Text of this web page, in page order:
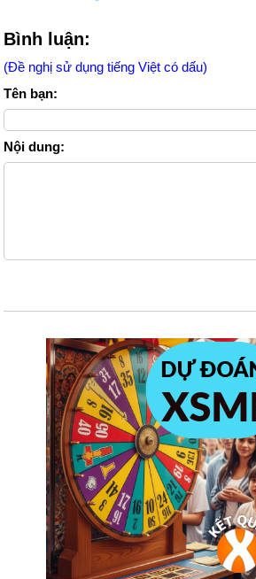
Bình luận:
(Đề nghị sử dụng tiếng Việt có dấu)
Tên bạn:
Nội dung: